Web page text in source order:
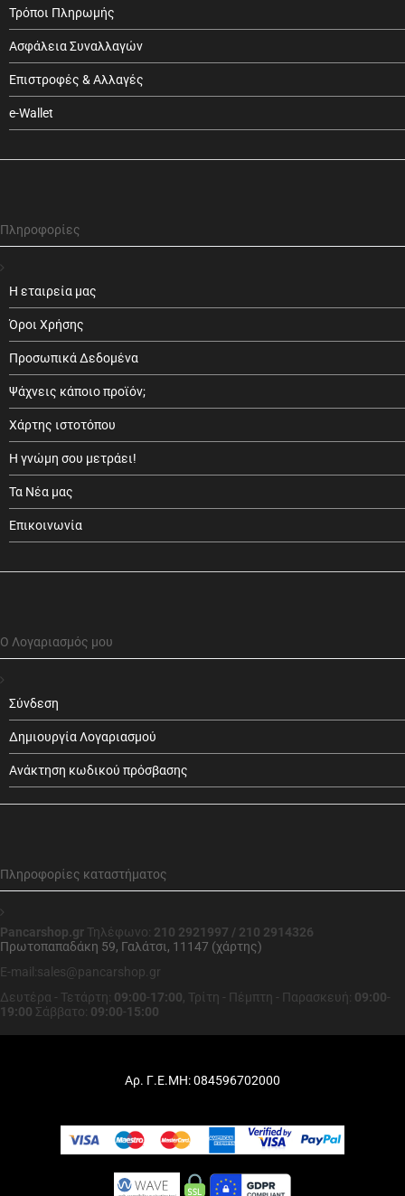
Τρόποι Πληρωμής
Ασφάλεια Συναλλαγών
Επιστροφές & Αλλαγές
e-Wallet
Πληροφορίες
Η εταιρεία μας
Όροι Χρήσης
Προσωπικά Δεδομένα
Ψάχνεις κάποιο προϊόν;
Χάρτης ιστοτόπου
Η γνώμη σου μετράει!
Τα Νέα μας
Επικοινωνία
Ο Λογαριασμός μου
Σύνδεση
Δημιουργία Λογαριασμού
Ανάκτηση κωδικού πρόσβασης
Πληροφορίες καταστήματος
Pancarshop.gr Τηλέφωνο: 210 2921997 / 210 2914326
Πρωτοπαπαδάκη 59, Γαλάτσι, 11147 (χάρτης)
E-mail:sales@pancarshop.gr
Δευτέρα - Τετάρτη: 09:00-17:00, Τρίτη - Πέμπτη - Παρασκευή: 09:00-
19:00 Σάββατο: 09:00-15:00
Αρ. Γ.Ε.ΜΗ: 084596702000